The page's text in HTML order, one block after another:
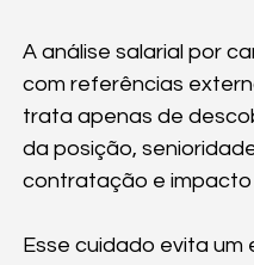
A análise salarial por
com referências
trata apenas de
da posição,
contratação e impacto
Esse cuidado evita um